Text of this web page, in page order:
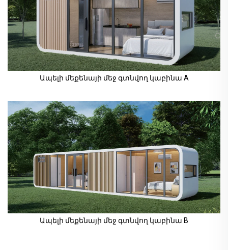
Ապելի մեքենայի մեջ գտնվող կաբինա A
Ապելի մեքենայի մեջ գտնվող կաբինա B